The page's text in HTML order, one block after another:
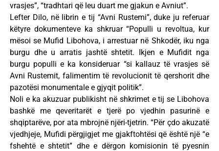
vrasjes”, “tradhtari që leu duart me gjakun e Avniut”.
Lefter Dilo, në librin e tij “Avni Rustemi”, duke ju referuar
këtyre dokumenteve ka shkruar “Populli u revoltua, kur
mësoi se Mufid Libohova, i arrestuar në Shkodër, iku nga
burgu dhe u arratis jashtë shtetit. Ikjen e Mufidit nga
burgu populli e ka konsideruar “si kallauz të vrasjes së
Avni Rustemit, falimentim të revolucionit të qershorit dhe
pazotësi monumentale e gjyqit politik”.
Noli e ka akuzuar publikisht në shkrimet e tij se Libohova
bashkë me qeveritarët e tjerë po vjedhin pasurinë e
shqiptarëve, por ata mbrojnë njëri-tjetrin. “Për çdo akuzatë
vjedhjeje, Mufidi përgjigjet me gjakftohtësi që është një “e
fshehtë e shtetit” dhe e dërgon komisionin të pyesnin